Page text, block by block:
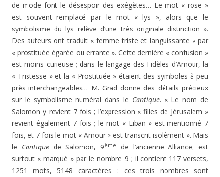
de mode font le désespoir des exégètes… Le mot « rose »
est souvent remplacé par le mot « lys », alors que le
symbolisme du lys relève d’une très originale distinction ».
Des auteurs ont traduit « femme triste et languissante » par
« prostituée égarée ou errante ». Cette dernière « confusion »
est moins curieuse ; dans le langage des Fidèles d’Amour, la
« Tristesse » et la « Prostituée » étaient des symboles à peu
près interchangeables… M. Grad donne des détails précieux
sur le symbolisme numéral dans le Cantique. « Le nom de
Salomon y revient 7 fois ; l’expression « filles de Jérusalem »
revient également 7 fois ; le mot « Liban » est mentionné 7
fois, et 7 fois le mot « Amour » est transcrit isolément ». Mais
le Cantiquede Salomon, 9ème
de l’ancienne Alliance, est
surtout « marqué » par le nombre 9 ; il contient 117 versets,
1251 mots, 5148 caractères : ces trois nombres sont